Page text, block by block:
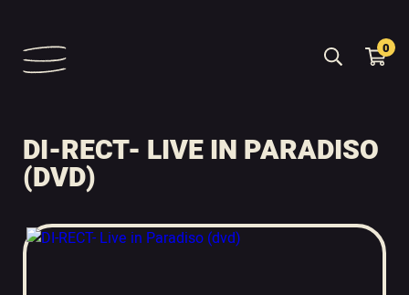
0
DI-RECT- LIVE IN PARADISO
(DVD)